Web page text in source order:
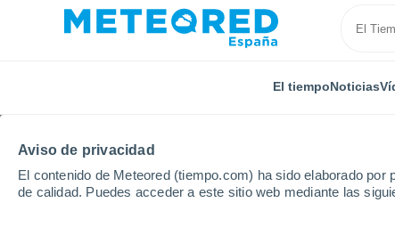
Aviso de privacidad
El contenido de Meteored (tiempo.com) ha sido elaborado
de calidad. Puedes acceder a este sitio web mediante las
El tiempoNoticias